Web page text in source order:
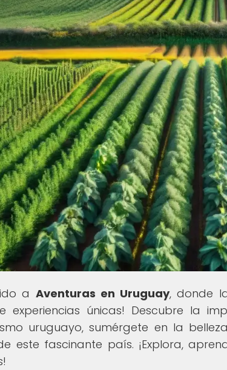
a Aventuras en Uruguay, donde
experiencias únicas! Descubre la
uruguayo, sumérgete en la
este fascinante país. ¡Explora,